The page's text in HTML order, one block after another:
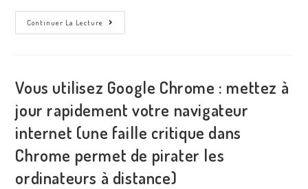
Continuer La Lecture
Vous utilisez Google Chrome : mettez à
jour rapidement votre navigateur
internet (une faille critique dans
Chrome permet de pirater les
ordinateurs à distance)